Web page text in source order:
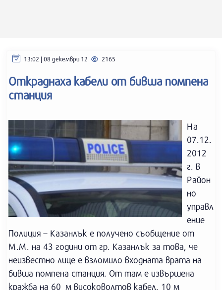
13:02 | 08 декември 12 2165
Откраднаха кабели от бивша помпена
станция
На
07.12.
2012
г. в
Район
но
управл
ение
Полиция – Казанлък е получено съобщение от
М.М. на 43 години от гр. Казанлък за това, че
неизвестно лице е взломило входната врата на
бивша помпена станция. От там е извършена
кражба на 60 м високоволтов кабел, 10 м